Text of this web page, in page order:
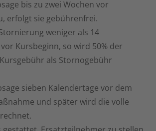
bis zu zwei Wochen vor
erfolgt sie gebührenfrei.
weniger als 14
Kursbeginn, so wird 50% der
als Stornogebühr
sieben Kalendertage vor dem
und später wird die volle